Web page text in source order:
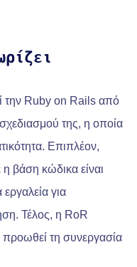
την Ruby on Rails από
της, η οποία
Επιπλέον,
η βάση κώδικα είναι
για
Τέλος, η RoR
προωθεί τη συνεργασία